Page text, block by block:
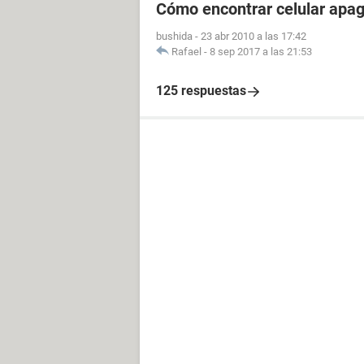
Cómo encontrar celular
bushida - 23 abr 2010 a las 17:42
Rafael - 8 sep 2017 a las 21:53
125 respuestas